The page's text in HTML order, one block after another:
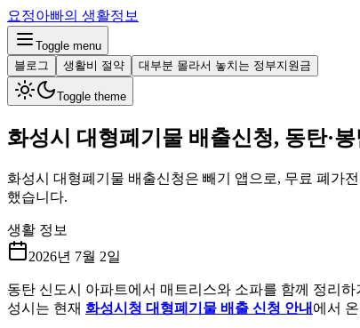
요정아빠의 생활정보
Toggle menu
블로그
생활비 절약 대부분 몰라서 놓치는 정부지원금
Toggle theme
화성시 대형폐기물 배출신청, 동탄·봉
화성시 대형폐기물 배출신청은 빼기 앱으로, 무료 폐가
했습니다.
생활 정보
2026년 7월 2일
동탄 신도시 아파트에서 매트리스와 소파를 함께 정리
성시는 현재 화성시청 대형폐기물 배출 신청 안내 에서